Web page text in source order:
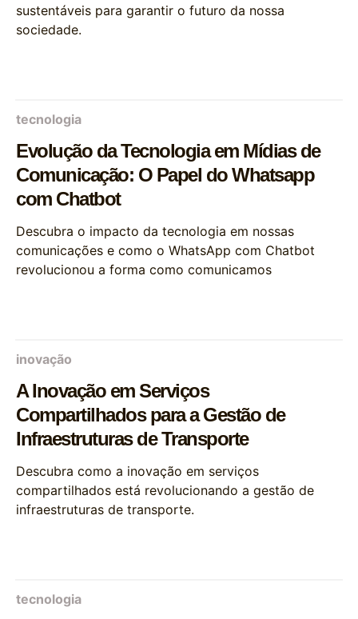
sustentáveis para garantir o futuro da nossa
sociedade.
tecnologia
Evolução da Tecnologia em Mídias de
Comunicação: O Papel do Whatsapp
com Chatbot
Descubra o impacto da tecnologia em nossas
comunicações e como o WhatsApp com Chatbot
revolucionou a forma como comunicamos
inovação
A Inovação em Serviços
Compartilhados para a Gestão de
Infraestruturas de Transporte
Descubra como a inovação em serviços
compartilhados está revolucionando a gestão de
infraestruturas de transporte.
tecnologia